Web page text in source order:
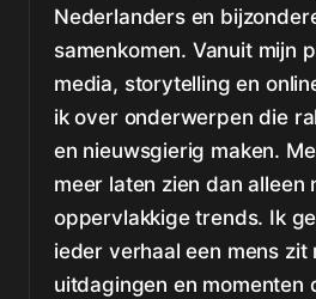
Nederlanders en
samenkomen. Vanuit mijn
media, storytelling en
ik over onderwerpen die
en nieuwsgierig maken.
meer laten zien dan alleen
oppervlakkige trends. Ik
ieder verhaal een mens zit
uitdagingen en momenten